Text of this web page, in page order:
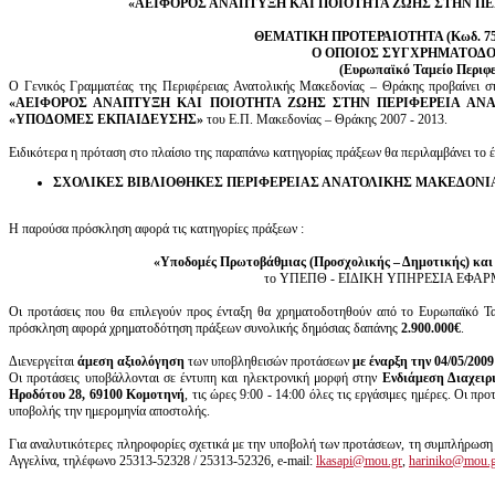
«ΑΕΙΦΟΡΟΣ ΑΝΑΠΤΥΞΗ ΚΑΙ ΠΟΙΟΤΗΤΑ ΖΩΗΣ ΣΤΗΝ
ΘΕΜΑΤΙΚΗ ΠΡΟΤΕΡΑΙΟΤΗΤΑ (Κωδ.
Ο ΟΠΟΙΟΣ
(Ευρωπαϊκό Ταμείο
Ο Γενικός Γραμματέας της Περιφέρειας Ανατολικής Μακεδονίας – Θράκης
«ΑΕΙΦΟΡΟΣ ΑΝΑΠΤΥΞΗ ΚΑΙ ΠΟΙΟΤΗΤΑ ΖΩΗΣ ΣΤΗΝ ΠΕΡΙΦΕΡΕΙΑ
«ΥΠΟΔΟΜΕΣ ΕΚΠΑΙΔΕΥΣΗΣ» του Ε.Π. Μακεδονίας – Θράκης 2007 - 2013.
Ειδικότερα η πρόταση στο πλαίσιο της παραπάνω κατηγορίας πράξεων θα περιλαμβάνει
ΣΧΟΛΙΚΕΣ ΒΙΒΛΙΟΘΗΚΕΣ ΠΕΡΙΦΕΡΕΙΑΣ ΑΝΑΤΟΛΙΚΗΣ
Η παρούσα πρόσκληση αφορά τις κατηγορίες πράξεων :
«Υποδομές Πρωτοβάθμιας (Προσχολικής – Δημοτικής) και
το ΥΠΕΠΘ - ΕΙΔΙΚΗ ΥΠΗΡΕΣΙΑ
Οι προτάσεις που θα επιλεγούν προς ένταξη θα χρηματοδοτηθούν από το
πρόσκληση αφορά χρηματοδότηση πράξεων συνολικής δημόσιας δαπάνης 2.900.000€.
Διενεργείται άμεση αξιολόγηση των υποβληθεισών προτάσεων με έναρξη την 04/05/2009
Οι προτάσεις υποβάλλονται σε έντυπη και ηλεκτρονική μορφή στην Ενδιάμεση
Ηροδότου 28, 69100 Κομοτηνή, τις ώρες 9:00 - 14:00 όλες τις εργάσιμες ημέρες. Οι
υποβολής την ημερομηνία αποστολής.
Για αναλυτικότερες πληροφορίες σχετικά με την υποβολή των προτάσεων, τη
Αγγελίνα, τηλέφωνο 25313-52328 / 25313-52326, e-mail: lkasapi@mou.gr,